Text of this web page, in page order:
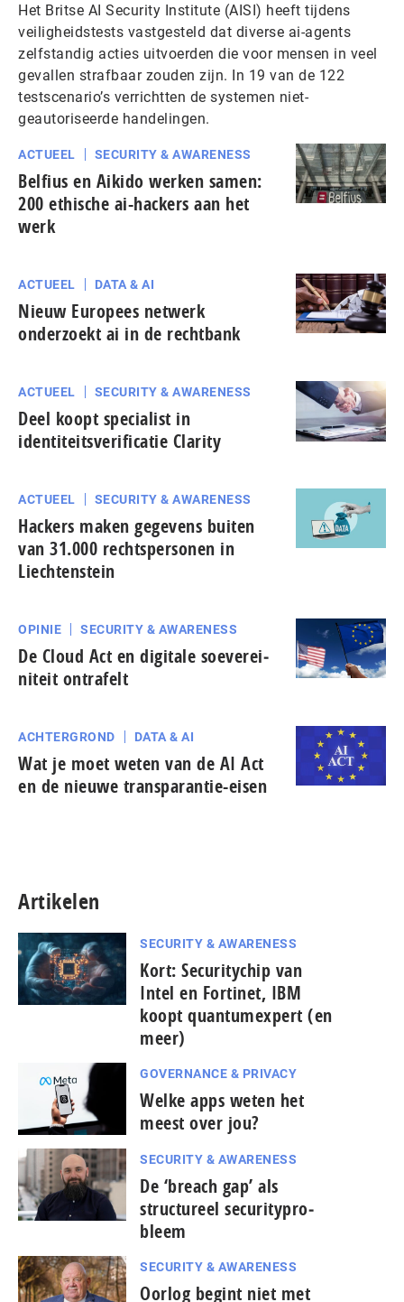
Het Britse AI Security Institute (AISI) heeft tijdens
veiligheidstests vastgesteld dat diverse ai-agents
zelfstandig acties uitvoerden die voor mensen in veel
gevallen strafbaar zouden zijn. In 19 van de 122
testscenario’s verrichtten de systemen niet-
geautoriseerde handelingen.
ACTUEEL SECURITY & AWARENESS
Belfius en Aikido werken samen:
200 ethische ai-hackers aan het
werk
ACTUEEL DATA & AI
Nieuw Europees netwerk
onderzoekt ai in de rechtbank
ACTUEEL SECURITY & AWARENESS
Deel koopt specialist in
identiteitsverificatie Clarity
ACTUEEL SECURITY & AWARENESS
Hackers maken gegevens buiten
van 31.000 rechtspersonen in
Liechtenstein
OPINIE SECURITY & AWARENESS
De Cloud Act en digitale soe­ve­rei­
ni­teit ontrafelt
ACHTERGROND DATA & AI
Wat je moet weten van de AI Act
en de nieuwe transparantie-eisen
Artikelen
SECURITY & AWARENESS
Kort: Se­cu­ri­ty­chip van
Intel en Fortinet, IBM
koopt quantumexpert (en
meer)
GOVERNANCE & PRIVACY
Welke apps weten het
meest over jou?
SECURITY & AWARENESS
De ‘breach gap’ als
structureel se­cu­ri­ty­pro­
bleem
SECURITY & AWARENESS
Oorlog begint niet met